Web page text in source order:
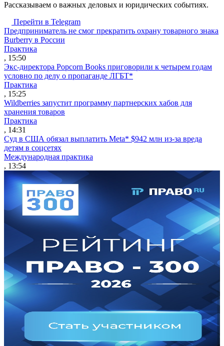
Рассказываем о важных деловых и юридических событиях.
Перейти в Telegram
Предприниматель не смог прекратить охрану товарного знака
Burberry в России
Практика
, 15:50
Экс-директора Popcorn Books приговорили к четырем годам
условно по делу о пропаганде ЛГБТ*
Практика
, 15:25
Wildberries запустит программу партнерских хабов для
хранения товаров
Практика
, 14:31
Суд в США обязал выплатить Meta* $942 млн из-за вреда
детям в соцсетях
Международная практика
, 13:54